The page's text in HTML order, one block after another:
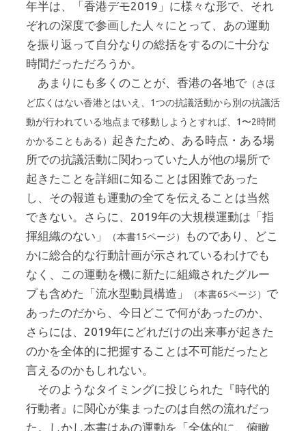
年半は、「香港デモ2019」に様々な形で、それ
ぞれの深度で参画した人々にとって、あの運動
を振り返って自分なりの総括をするのに十分な
時間だっただろうか。
あまりにも多くのことが、香港の各地で （さほ
ど広くはない香港とはいえ、1つの抗議活動から別の抗議活
動が行われている地点まで移動しようとすれば、1〜2時間
かかることもある） 起きたため、ある時点・ある場
所での抗議活動に関わっていた人が他の場所で
起きたことを詳細に知ることは困難であった
し、その報道も運動の全てを伝えることは当然
できない。さらに、2019年の大規模運動は「指
揮組織のない」
（本書15ページ）
ものであり、どこ
かに総合的な行動計画が示されているわけでも
なく、この運動を機に新たに組織されたグルー
プも含めた「流水型動員構造」
（本書65ページ） で
あったのだから、今日どこで何があったのか、
さらには、2019年にどれだけの出来事が起きた
のかを全体的に把握することは不可能だったと
言えるのかもしれない。
そのようなタイミングに投じられた『時代的
行動者』に関心が集まったのは自然の流れだっ
た。しかし本書はあの運動を「全体的に、俯瞰